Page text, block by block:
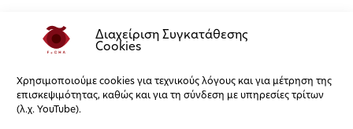
Διαχείριση Συγκατάθεσης
Cookies
Χρησιμοποιούμε cookies για τεχνικούς λόγους και για μέτρηση της
επισκεψιμότητας, καθώς και για τη σύνδεση με υπηρεσίες τρίτων
(λ.χ. YouTube).